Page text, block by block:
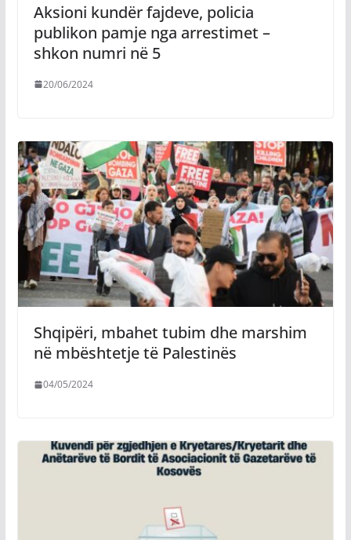
Aksioni kundër fajdeve, policia
publikon pamje nga arrestimet –
shkon numri në 5
20/06/2024
Shqipëri, mbahet tubim dhe marshim
në mbështetje të Palestinës
04/05/2024